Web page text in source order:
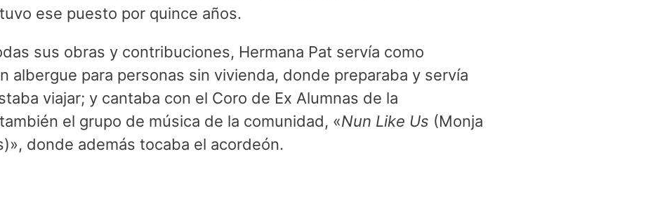
ese puesto por quince años.
sus obras y contribuciones, Hermana Pat servía como
albergue para personas sin vivienda, donde preparaba y servía
viajar; y cantaba con el Coro de Ex Alumnas de la
el grupo de música de la comunidad, «Nun Like Us (Monja
donde además tocaba el acordeón.